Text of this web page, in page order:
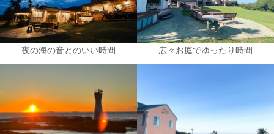
夜の海の音とのいい時間 広々お庭でゆったり時間